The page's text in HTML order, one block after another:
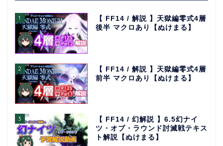
1
【 FF14 / 解説 】天獄編零式4層
後半 マクロあり【ぬけまる】
2
【 FF14 / 解説 】天獄編零式4層
前半 マクロあり【ぬけまる】
3
【 FF14 / 幻解説 】6.5幻ナイ
ツ・オブ・ラウンド討滅戦テキス
ト解説【ぬけまる】